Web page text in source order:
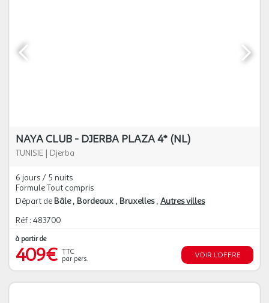
NAYA CLUB - DJERBA PLAZA 4* (NL)
TUNISIE | Djerba
6 jours / 5 nuits
Formule Tout compris
Départ de Bâle Bordeaux Bruxelles Autres villes
Réf : 483700
à partir de
409€ TTC
par pers.
VOIR L'OFFRE